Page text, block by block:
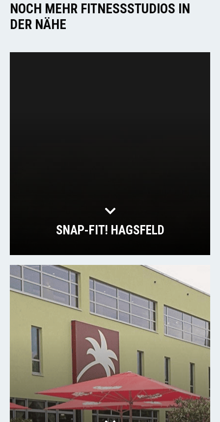
NOCH MEHR FITNESSSTUDIOS IN
DER NÄHE
SNAP-FIT! HAGSFELD